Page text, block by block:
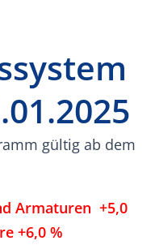
gültig ab dem
Armaturen +5,0
+6,0 %